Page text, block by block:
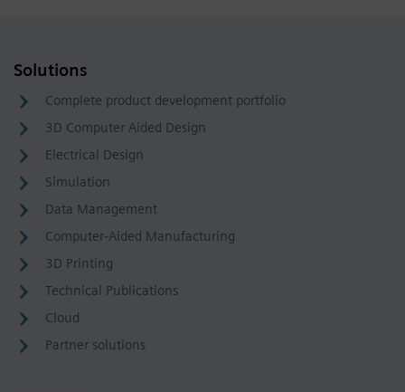
Solutions
Complete product development portfolio
3D Computer Aided Design
Electrical Design
Simulation
Data Management
Computer-Aided Manufacturing
3D Printing
Technical Publications
Cloud
Partner solutions